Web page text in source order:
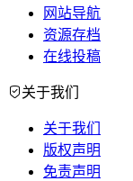
网站导航
资源存档
在线投稿
关于我们
关于我们
版权声明
免责声明